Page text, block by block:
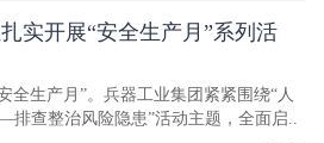
实开展“安全生产月”系列活
全生产月”。兵器工业集团紧紧围绕“人
查整治风险隐患”活动主题，全面启..